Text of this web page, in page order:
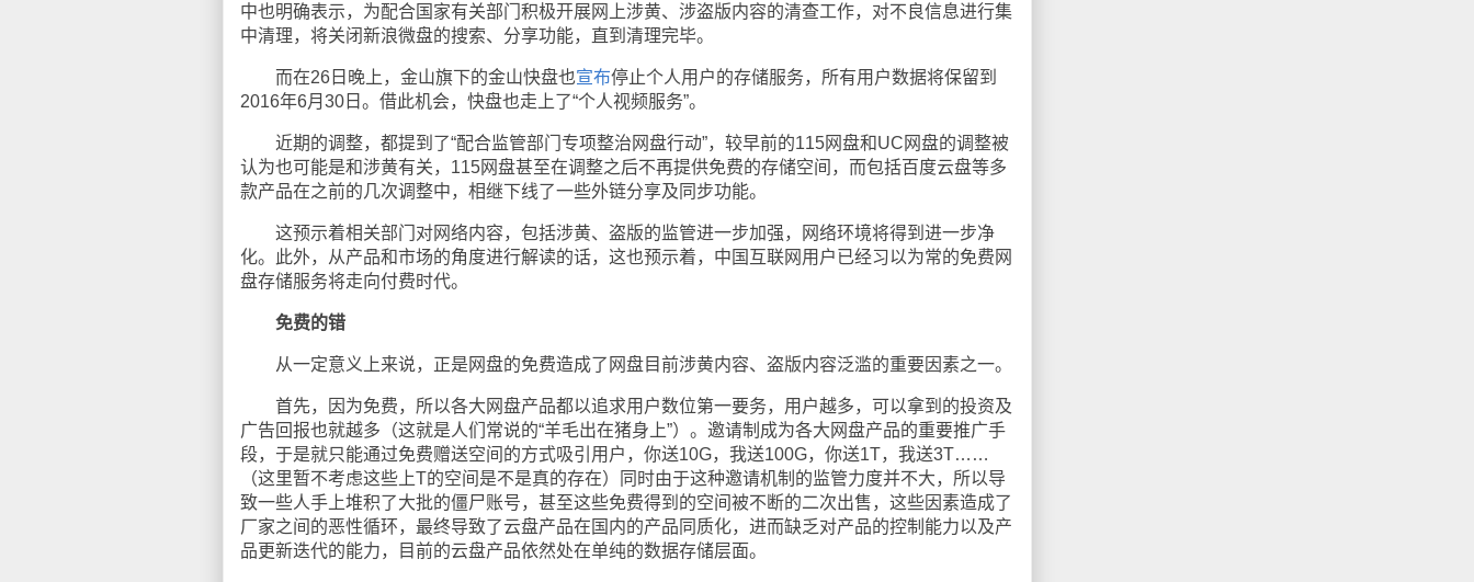
中也明确表示，为配合国家有关部门积极开展网上涉黄、涉盗版内容的清查工作，对不良信息进行集
中清理，将关闭新浪微盘的搜索、分享功能，直到清理完毕。
而在26日晚上，金山旗下的金山快盘也宣布停止个人用户的存储服务，所有用户数据将保留到
2016年6月30日。借此机会，快盘也走上了“个人视频服务”。
近期的调整，都提到了“配合监管部门专项整治网盘行动”，较早前的115网盘和UC网盘的调整被
认为也可能是和涉黄有关，115网盘甚至在调整之后不再提供免费的存储空间，而包括百度云盘等多
款产品在之前的几次调整中，相继下线了一些外链分享及同步功能。
这预示着相关部门对网络内容，包括涉黄、盗版的监管进一步加强，网络环境将得到进一步净
化。此外，从产品和市场的角度进行解读的话，这也预示着，中国互联网用户已经习以为常的免费网
盘存储服务将走向付费时代。
免费的错
从一定意义上来说，正是网盘的免费造成了网盘目前涉黄内容、盗版内容泛滥的重要因素之一。
首先，因为免费，所以各大网盘产品都以追求用户数位第一要务，用户越多，可以拿到的投资及
广告回报也就越多（这就是人们常说的“羊毛出在猪身上”）。邀请制成为各大网盘产品的重要推广手
段，于是就只能通过免费赠送空间的方式吸引用户，你送10G，我送100G，你送1T，我送3T……
（这里暂不考虑这些上T的空间是不是真的存在）同时由于这种邀请机制的监管力度并不大，所以导
致一些人手上堆积了大批的僵尸账号，甚至这些免费得到的空间被不断的二次出售，这些因素造成了
厂家之间的恶性循环，最终导致了云盘产品在国内的产品同质化，进而缺乏对产品的控制能力以及产
品更新迭代的能力，目前的云盘产品依然处在单纯的数据存储层面。